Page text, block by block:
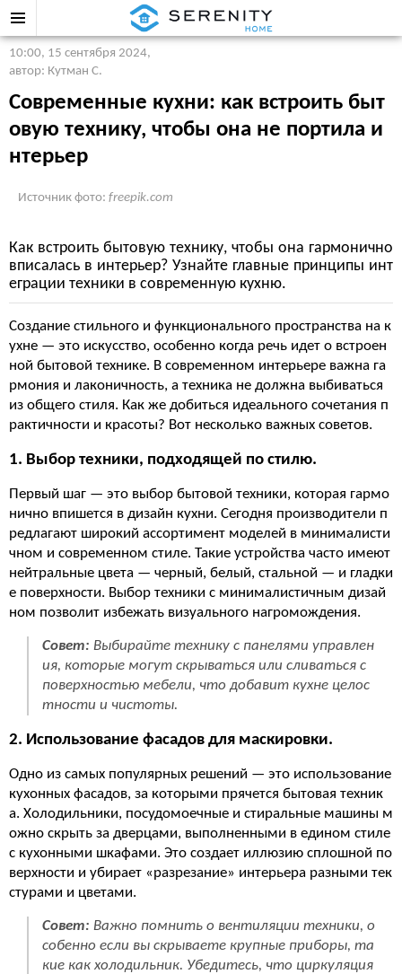
10:00, 15 сентября 2024,
автор: Кутман С.
Современные кухни: как встроить быт
овую технику, чтобы она не портила и
нтерьер
Источник фото: freepik.com
Как встроить бытовую технику, чтобы она гармонично
вписалась в интерьер? Узнайте главные принципы инт
еграции техники в современную кухню.
Создание стильного и функционального пространства на к
ухне — это искусство, особенно когда речь идет о встроен
ной бытовой технике. В современном интерьере важна га
рмония и лаконичность, а техника не должна выбиваться
из общего стиля. Как же добиться идеального сочетания п
рактичности и красоты? Вот несколько важных советов.
1. Выбор техники, подходящей по стилю.
Первый шаг — это выбор бытовой техники, которая гармо
нично впишется в дизайн кухни. Сегодня производители п
редлагают широкий ассортимент моделей в минималисти
чном и современном стиле. Такие устройства часто имеют
нейтральные цвета — черный, белый, стальной — и гладки
е поверхности. Выбор техники с минималистичным дизай
ном позволит избежать визуального нагромождения.
Совет: Выбирайте технику с панелями управлен
ия, которые могут скрываться или сливаться с
поверхностью мебели, что добавит кухне целос
тности и чистоты.
2. Использование фасадов для маскировки.
Одно из самых популярных решений — это использование
кухонных фасадов, за которыми прячется бытовая техник
а. Холодильники, посудомоечные и стиральные машины м
ожно скрыть за дверцами, выполненными в едином стиле
с кухонными шкафами. Это создает иллюзию сплошной по
верхности и убирает «разрезание» интерьера разными тек
стурами и цветами.
Совет: Важно помнить о вентиляции техники, о
собенно если вы скрываете крупные приборы, та
кие как холодильник. Убедитесь, что циркуляция